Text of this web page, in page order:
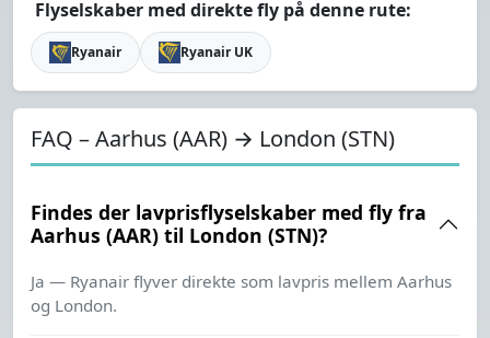
Flyselskaber med direkte fly på denne rute:
Ryanair Ryanair UK
FAQ – Aarhus (AAR) → London (STN)
Findes der lavprisflyselskaber med fly fra
Aarhus (AAR) til London (STN)?
Ja — Ryanair flyver direkte som lavpris mellem Aarhus
og London.